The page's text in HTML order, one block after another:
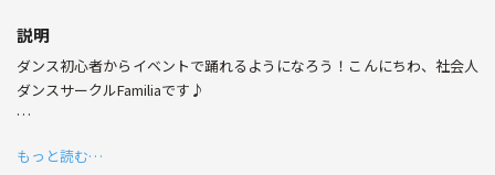
説明
ダンス初心者からイベントで踊れるようになろう！こんにちわ、社会人
ダンスサークルFamiliaです♪
このサークルは、
もっと読む…